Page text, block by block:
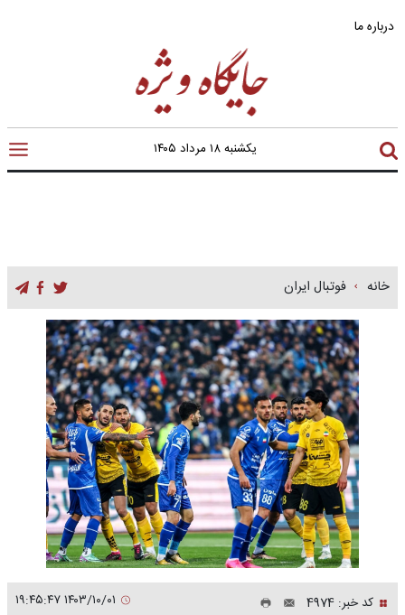
درباره ما
یکشنبه ۱۸ مرداد ۱۴۰۵
خانه فوتبال ایران
کد خبر: 4974